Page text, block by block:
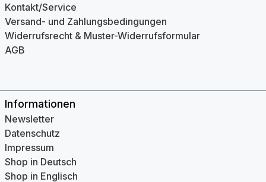
Kontakt/Service
Versand- und Zahlungsbedingungen
Widerrufsrecht & Muster-Widerrufsformular
AGB
Informationen
Newsletter
Datenschutz
Impressum
Shop in Deutsch
Shop in Englisch